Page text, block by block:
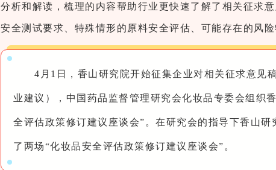
分析和解读， 梳理的内容帮助行业更快速了解了相关征求
安全测试要求、特殊情形的原料安全评估、可能存在的风
4月1日，香山研究院开始征集企业对相关征求意见
业建议），中国药品监督管理研究会化妆品专委会组织
全评估政策修订建议座谈会”。在研究会的指导下香山
了两场“化妆品安全评估政策修订建议座谈会”。